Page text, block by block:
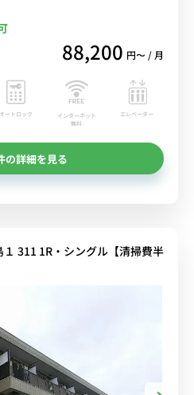
88,200 円〜 / 月
オートロック
インターネット
無料
エレベーター
の詳細を見る
311 1R・シングル【清掃費半